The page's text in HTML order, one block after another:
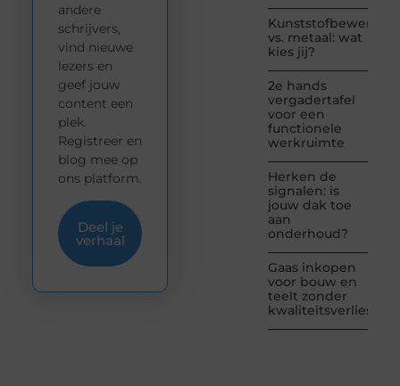
vs. metaal: wat
kies jij?
2e hands
vergadertafel
voor een
functionele
werkruimte
Herken de
signalen: is
jouw dak toe
aan
onderhoud?
Gaas inkopen
voor bouw en
teelt zonder
kwaliteitsverlies
andere
schrijvers,
vind nieuwe
lezers en
geef jouw
content een
plek.
Registreer en
blog mee op
ons platform.
Deel je
verhaal